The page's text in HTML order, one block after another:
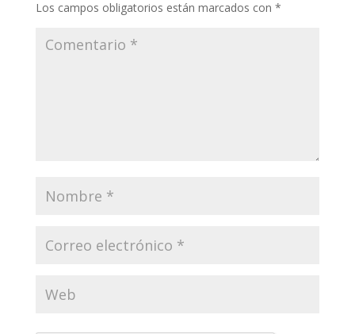
Los campos obligatorios están marcados con *